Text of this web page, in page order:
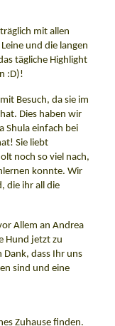
mit allen
und die langen
tägliche Highlight
:D)!
Besuch, da sie im
Dies haben wir
Shula einfach bei
Sie liebt
noch so viel nach,
konnte. Wir
die ihr all die
Allem an Andrea
Hund jetzt zu
dass Ihr uns
sind und eine
Zuhause finden.